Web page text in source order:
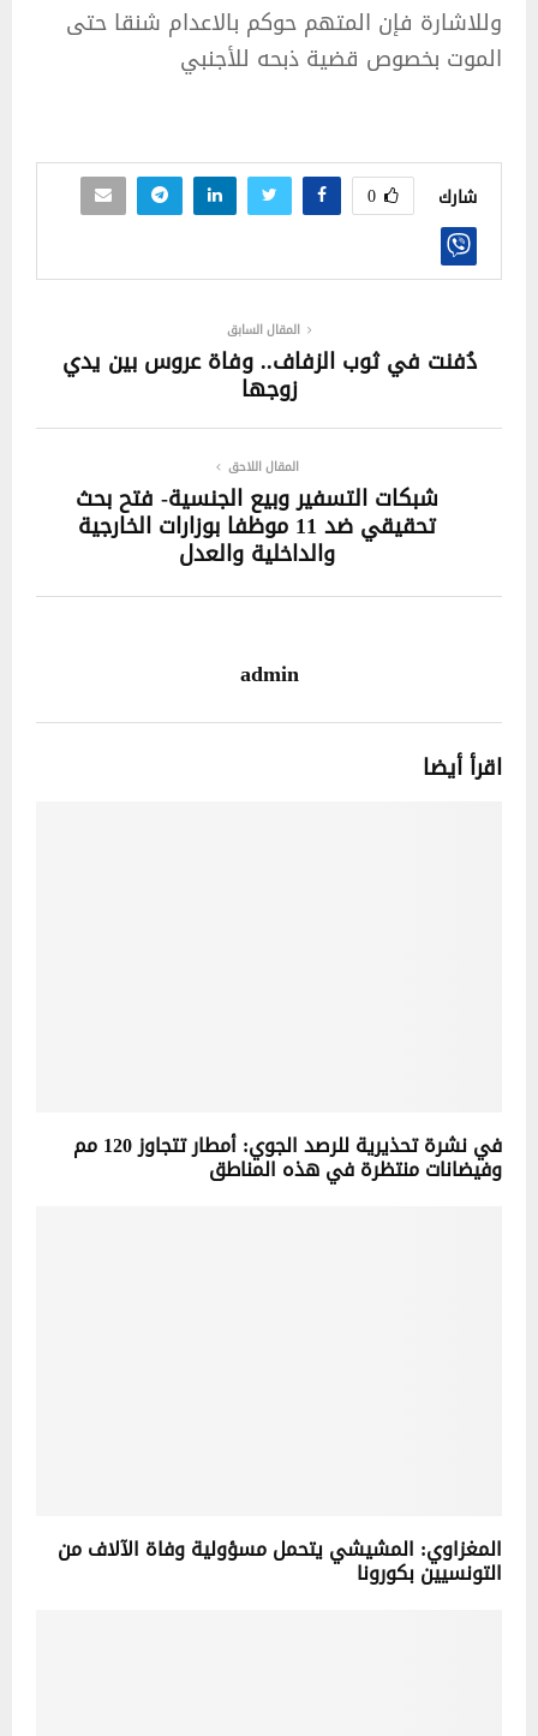
وللاشارة فإن المتهم حوكم بالاعدام شنقا حتى
الموت بخصوص قضية ذبحه للأجنبي
شارك 0
المقال السابق
دُفنت في ثوب الزفاف.. وفاة عروس بين يدي
زوجها
المقال اللاحق
شبكات التسفير وبيع الجنسية- فتح بحث
تحقيقي ضد 11 موظفا بوزارات الخارجية
والداخلية والعدل
admin
اقرأ أيضا
في نشرة تحذيرية للرصد الجوي: أمطار تتجاوز 120 مم
وفيضانات منتظرة في هذه المناطق
المغزاوي: المشيشي يتحمل مسؤولية وفاة الآلاف من
التونسيين بكورونا